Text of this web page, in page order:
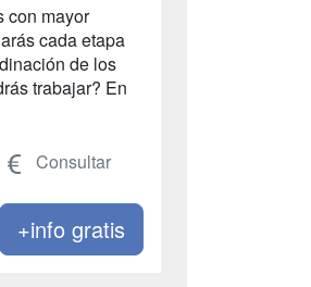
con mayor
cada etapa
de los
trabajar? En
Consultar
+info gratis